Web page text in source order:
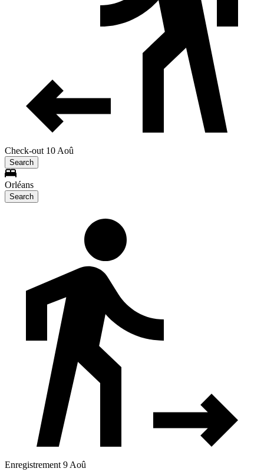
Check-out 10 Aoû
Search
Orléans
Search
Enregistrement 9 Aoû